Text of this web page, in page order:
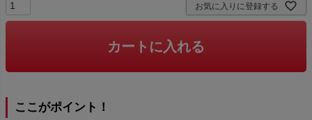
お気に入りに登録する
カートに入れる
ここがポイント！